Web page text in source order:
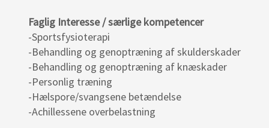
Faglig Interesse / særlige kompetencer
-​Sportsfysioterapi
-​Behandling og genoptræning af skulderskader
-​Behandling og genoptræning af knæskader
-​Personlig træning
-​Hælspore/svangsene betændelse
-Achillessene overbelastning